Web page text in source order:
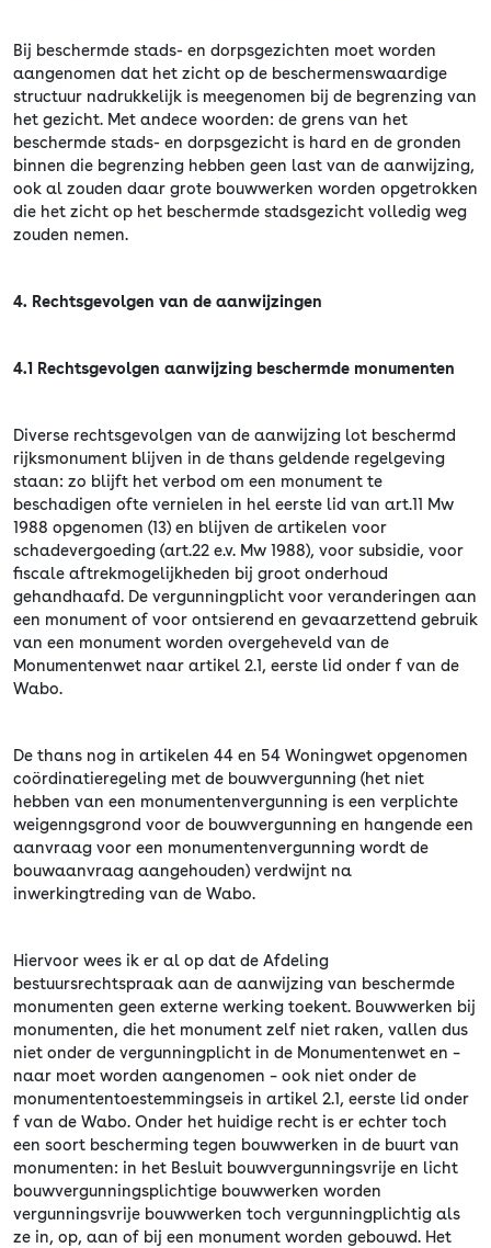
Bij beschermde stads- en dorpsgezichten moet worden
aangenomen dat het zicht op de beschermenswaardige
structuur nadrukkelijk is meegenomen bij de begrenzing van
het gezicht. Met andece woorden: de grens van het
beschermde stads- en dorpsgezicht is hard en de gronden
binnen die begrenzing hebben geen last van de aanwijzing,
ook al zouden daar grote bouwwerken worden opgetrokken
die het zicht op het beschermde stadsgezicht volledig weg
zouden nemen.
4. Rechtsgevolgen van de aanwijzingen
4.1 Rechtsgevolgen aanwijzing beschermde monumenten
Diverse rechtsgevolgen van de aanwijzing lot beschermd
rijksmonument blijven in de thans geldende regelgeving
staan: zo blijft het verbod om een monument te
beschadigen ofte vernielen in hel eerste lid van art.11 Mw
1988 opgenomen (13) en blijven de artikelen voor
schadevergoeding (art.22 e.v. Mw 1988), voor subsidie, voor
fiscale aftrekmogelijkheden bij groot onderhoud
gehandhaafd. De vergunningplicht voor veranderingen aan
een monument of voor ontsierend en gevaarzettend gebruik
van een monument worden overgeheveld van de
Monumentenwet naar artikel 2.1, eerste lid onder f van de
Wabo.
De thans nog in artikelen 44 en 54 Woningwet opgenomen
coördinatieregeling met de bouwvergunning (het niet
hebben van een monumentenvergunning is een verplichte
weigenngsgrond voor de bouwvergunning en hangende een
aanvraag voor een monumentenvergunning wordt de
bouwaanvraag aangehouden) verdwijnt na
inwerkingtreding van de Wabo.
Hiervoor wees ik er al op dat de Afdeling
bestuursrechtspraak aan de aanwijzing van beschermde
monumenten geen externe werking toekent. Bouwwerken bij
monumenten, die het monument zelf niet raken, vallen dus
niet onder de vergunningplicht in de Monumentenwet en –
naar moet worden aangenomen – ook niet onder de
monumententoestemmingseis in artikel 2.1, eerste lid onder
f van de Wabo. Onder het huidige recht is er echter toch
een soort bescherming tegen bouwwerken in de buurt van
monumenten: in het Besluit bouwvergunningsvrije en licht
bouwvergunningsplichtige bouwwerken worden
vergunningsvrije bouwwerken toch vergunningplichtig als
ze in, op, aan of bij een monument worden gebouwd. Het